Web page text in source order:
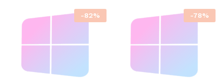
-82% -78%